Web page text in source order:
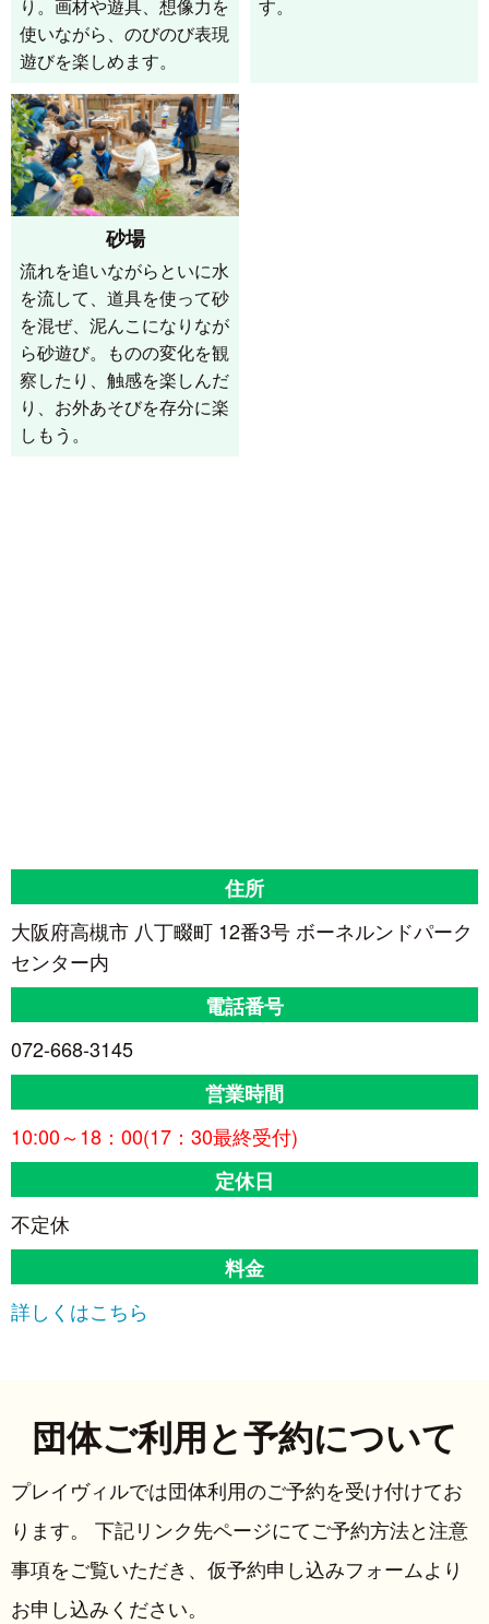
り。画材や遊具、想像力を
使いながら、のびのび表現
遊びを楽しめます。
す。
砂場
流れを追いながらといに水
を流して、道具を使って砂
を混ぜ、泥んこになりなが
ら砂遊び。ものの変化を観
察したり、触感を楽しんだ
り、お外あそびを存分に楽
しもう。
住所
大阪府高槻市 八丁畷町 12番3号 ボーネルンドパーク
センター内
電話番号
072-668-3145
営業時間
10:00～18：00(17：30最終受付)
定休日
不定休
料金
詳しくはこちら
団体ご利用と予約について
プレイヴィルでは団体利用のご予約を受け付けてお
ります。 下記リンク先ページにてご予約方法と注意
事項をご覧いただき、仮予約申し込みフォームより
お申し込みください。